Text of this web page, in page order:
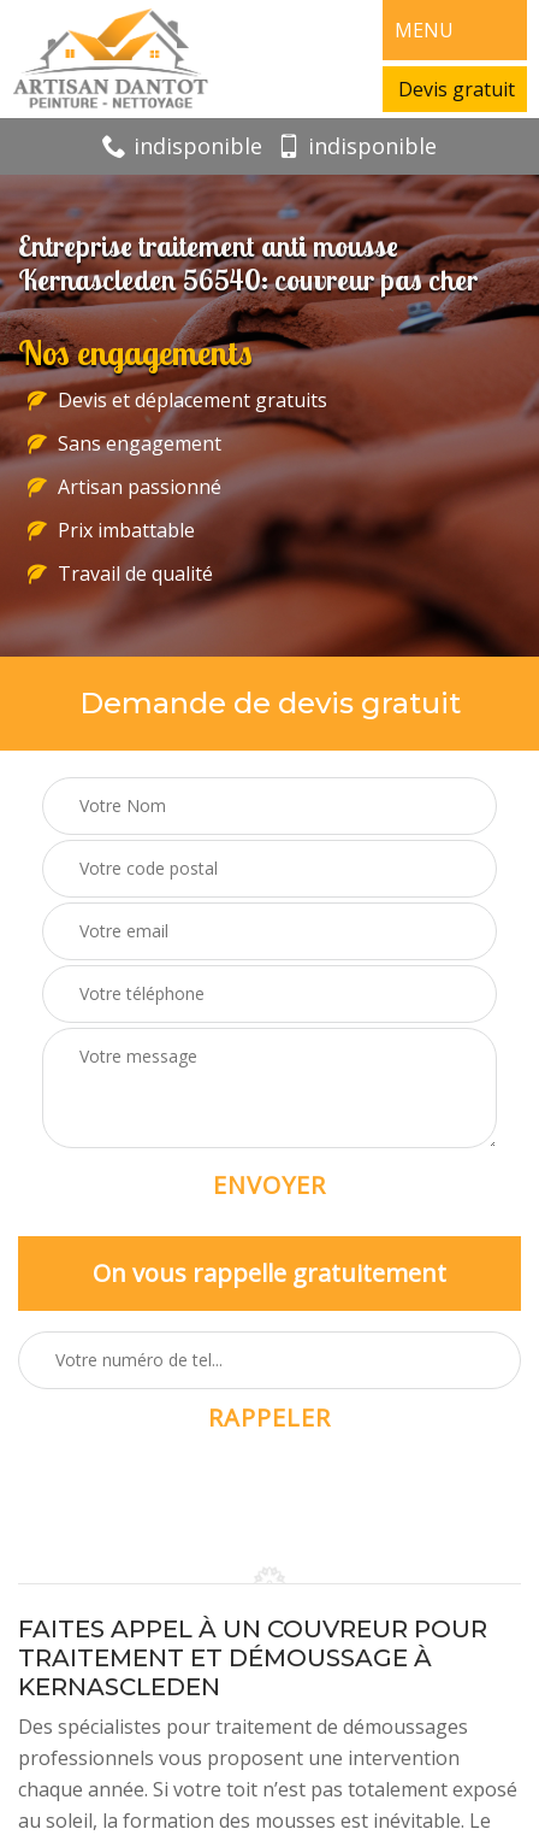
MENU
Devis gratuit
indisponible indisponible
Entreprise traitement anti mousse
Kernascleden 56540: couvreur pas cher
Nos engagements
Devis et déplacement gratuits
Sans engagement
Artisan passionné
Prix imbattable
Travail de qualité
Demande de devis gratuit
On vous rappelle gratuitement
FAITES APPEL À UN COUVREUR POUR
TRAITEMENT ET DÉMOUSSAGE À
KERNASCLEDEN
Des spécialistes pour traitement de démoussages
professionnels vous proposent une intervention
chaque année. Si votre toit n’est pas totalement exposé
au soleil, la formation des mousses est inévitable. Le